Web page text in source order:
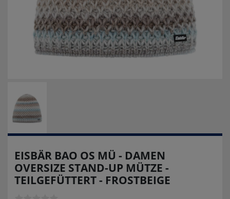
EISBÄR BAO OS MÜ - DAMEN
OVERSIZE STAND-UP MÜTZE -
TEILGEFÜTTERT - FROSTBEIGE